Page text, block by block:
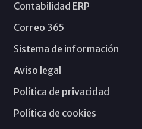
Contabilidad ERP
Correo 365
Sistema de información
Aviso legal
Política de privacidad
Política de cookies